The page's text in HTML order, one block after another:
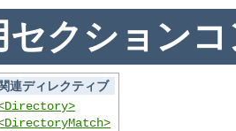
セクション
関連ディレクティブ